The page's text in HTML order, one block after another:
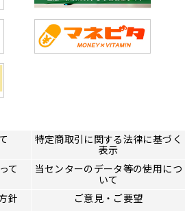
特定商取引に関する法律に基づく
表示
て
当センターのデータ等の使用につ
いて
針
ご意見・ご要望